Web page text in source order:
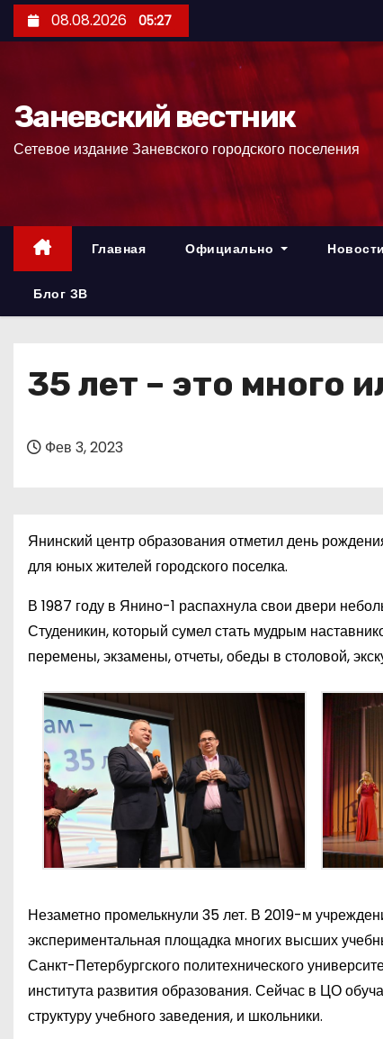
е
р
08.08.2026 05:27
Заневский вестник
Сетевое издание Заневского городского поселения
Главная Официально Новости
Блог ЗВ
35 лет – это много
Фев 3, 2023
Янинский центр образования отметил день
для юных жителей городского поселка.
В 1987 году в Янино-1 распахнула свои двери
Студеникин, который сумел стать мудрым
перемены, экзамены, отчеты, обеды в столовой,
Незаметно промелькнули 35 лет. В 2019-м
экспериментальная площадка многих высших
Санкт-Петербургского политехнического
института развития образования. Сейчас в ЦО
структуру учебного заведения, и школьники.